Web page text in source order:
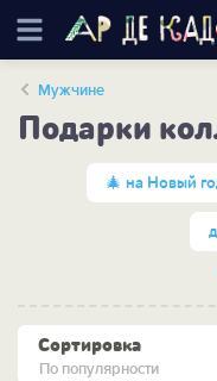
Мужчине
Подарки
🎄 на Новый
По популярности
Сортировка